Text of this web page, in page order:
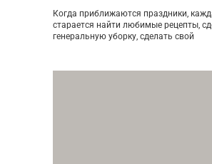
Когда приближаются праздники,
старается найти любимые рецепты,
генеральную уборку, сделать свой